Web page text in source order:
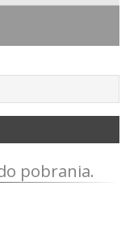
pobrania.